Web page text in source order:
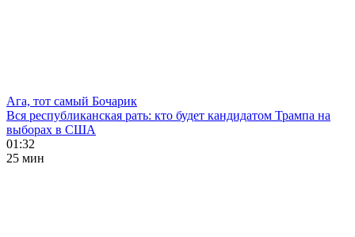
Ага, тот самый Бочарик
Вся республиканская рать: кто будет кандидатом Трампа на
выборах в США
01:32
25 мин